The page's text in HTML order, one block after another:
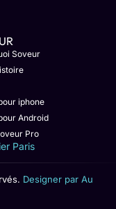
Soveur
iphone
Android
Pro
Paris
Designer par Au